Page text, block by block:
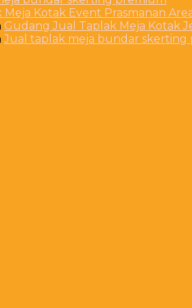
Meja Kotak Event Prasmanan
Gudang Jual Taplak Meja Kotak
Jual taplak meja bundar skerting